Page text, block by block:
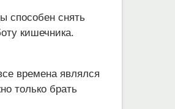
способен снять
кишечника.
времена являлся
только брать